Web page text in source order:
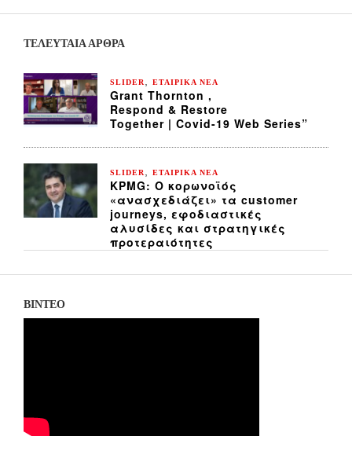
ΤΕΛΕΥΤΑΙΑ ΆΡΘΡΑ
SLIDER ΕΤΑΙΡΙΚΑ ΝΕΑ
Grant Thornton ,
Respond & Restore
Together | Covid-19 Web Series”
SLIDER ΕΤΑΙΡΙΚΑ ΝΕΑ
KPMG: Ο κορωνοϊός
«ανασχεδιάζει» τα customer
journeys, εφοδιαστικές
αλυσίδες και στρατηγικές
προτεραιότητες
ΒΙΝΤΕΟ